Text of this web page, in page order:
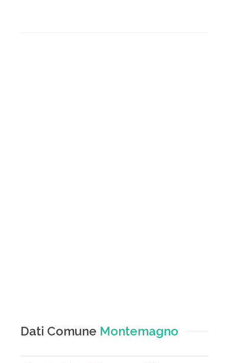
Dati Comune Montemagno